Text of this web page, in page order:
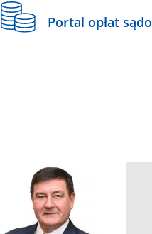
Portal opłat